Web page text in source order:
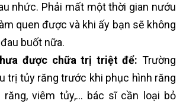
nhức. Phải mất một thời gian nướu
quen được và khi ấy bạn sẽ không
buốt nữa.
được chữa trị triệt để: Trường
trị tủy răng trước khi phục hình răng
viêm tủy,… bác sĩ cần loại bỏ